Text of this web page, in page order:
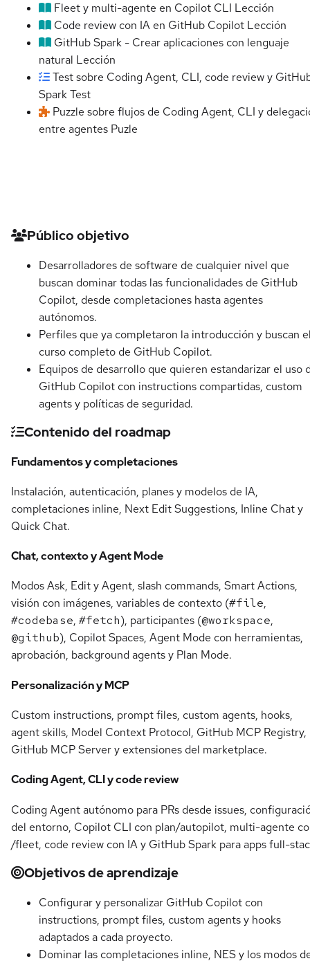
Fleet y multi-agente en Copilot CLI Lección
Code review con IA en GitHub Copilot Lección
GitHub Spark - Crear aplicaciones con lenguaje
natural Lección
Test sobre Coding Agent, CLI, code review y
SparkTest
Puzzle sobre flujos de Coding Agent, CLI y
entre agentes Puzle
Detalles del curso
Público objetivo
Desarrolladores de software de cualquier nivel que
buscan dominar todas las funcionalidades de GitHub
Copilot, desde completaciones hasta agentes
autónomos.
Perfiles que ya completaron la introducción y buscan
curso completo de GitHub Copilot.
Equipos de desarrollo que quieren estandarizar el uso
GitHub Copilot con instructions compartidas, custom
agents y políticas de seguridad.
Contenido del roadmap
Fundamentos y completaciones
Instalación, autenticación, planes y modelos de IA,
completaciones inline, Next Edit Suggestions, Inline Chat y
Quick Chat.
Chat, contexto y Agent Mode
Modos Ask, Edit y Agent, slash commands, Smart Actions,
visión con imágenes, variables de contexto (#file,
#codebase, #fetch), participantes (@workspace,
@github), Copilot Spaces, Agent Mode con herramientas,
aprobación, background agents y Plan Mode.
Personalización y MCP
Custom instructions, prompt files, custom agents, hooks,
agent skills, Model Context Protocol, GitHub MCP Registry,
GitHub MCP Server y extensiones del marketplace.
Coding Agent, CLI y code review
Coding Agent autónomo para PRs desde issues,
del entorno, Copilot CLI con plan/autopilot, multi-agente
/fleet, code review con IA y GitHub Spark para apps full-
Objetivos de aprendizaje
Configurar y personalizar GitHub Copilot con
instructions, prompt files, custom agents y hooks
adaptados a cada proyecto.
Dominar las completaciones inline, NES y los modos